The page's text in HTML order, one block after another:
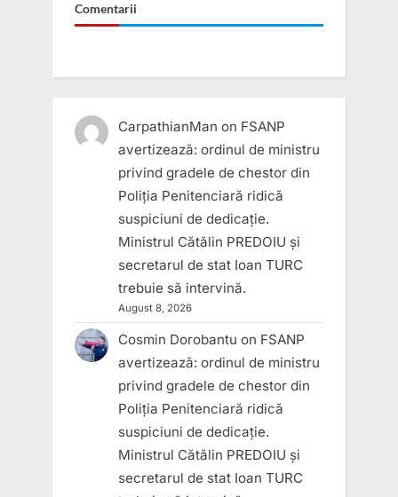
garduri.”
Comentarii
CarpathianMan on FSANP
avertizează: ordinul de ministru
privind gradele de chestor din
Poliția Penitenciară ridică
suspiciuni de dedicație.
Ministrul Cătălin PREDOIU și
secretarul de stat Ioan TURC
trebuie să intervină.
August 8, 2026
Cosmin Dorobantu on FSANP
avertizează: ordinul de ministru
privind gradele de chestor din
Poliția Penitenciară ridică
suspiciuni de dedicație.
Ministrul Cătălin PREDOIU și
secretarul de stat Ioan TURC